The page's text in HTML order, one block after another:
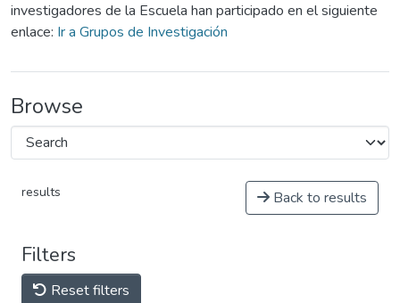
investigadores de la Escuela han participado en el siguiente
enlace: Ir a Grupos de Investigación
Browse
results Back to results
Filters
Reset filters